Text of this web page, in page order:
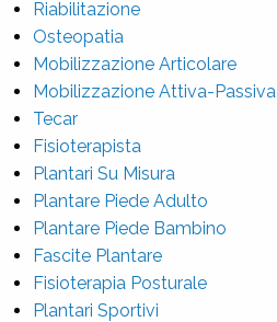
Riabilitazione
Osteopatia
Mobilizzazione Articolare
Mobilizzazione Attiva-Passiva
Tecar
Fisioterapista
Plantari Su Misura
Plantare Piede Adulto
Plantare Piede Bambino
Fascite Plantare
Fisioterapia Posturale
Plantari Sportivi